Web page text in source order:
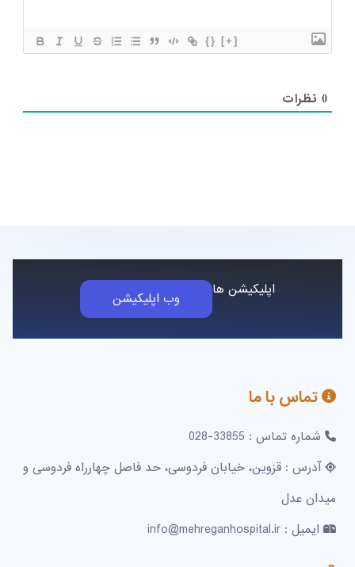
{} [+]
0 نظرات
اپلیکیشن ها وب اپلیکیشن
تماس با ما
شماره تماس : 33855-028
آدرس : قزوین، خیابان فردوسی، حد فاصل چهارراه فردوسی و
میدان عدل
ایمیل : info@mehreganhospital.ir